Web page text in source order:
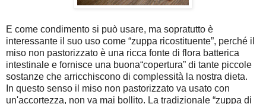
E come condimento si può usare, ma sopratutto è
interessante il suo uso come “zuppa ricostituente”, perché il
miso non pastorizzato è una ricca fonte di flora batterica
intestinale e fornisce una buona“copertura” di tante piccole
sostanze che arricchiscono di complessità la nostra dieta.
In questo senso il miso non pastorizzato va usato con
un'accortezza, non va mai bollito. La tradizionale “zuppa di